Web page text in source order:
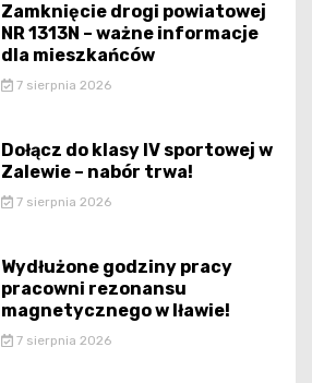
Zamknięcie drogi powiatowej
NR 1313N – ważne informacje
dla mieszkańców
7 sierpnia 2026
Dołącz do klasy IV sportowej w
Zalewie – nabór trwa!
7 sierpnia 2026
Wydłużone godziny pracy
pracowni rezonansu
magnetycznego w Iławie!
7 sierpnia 2026